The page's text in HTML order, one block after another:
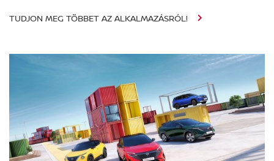
TUDJON MEG TÖBBET AZ ALKALMAZÁSRÓL!